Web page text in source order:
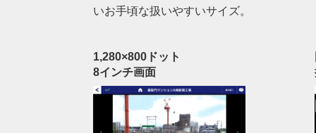
いお手頃な扱いやすいサイズ。
1,280×800ドット
8インチ画面